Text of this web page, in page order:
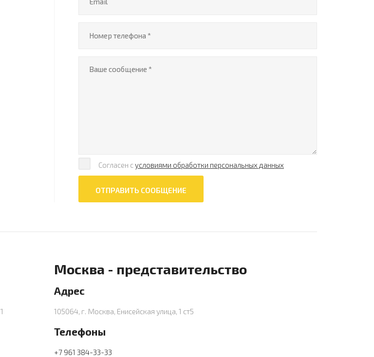
Согласен сусловиями обработки персональных данных
Москва - представительство
Адрес
105064, г. Москва, Енисейская улица, 1 ст5
Телефоны
+7 961 384-33-33